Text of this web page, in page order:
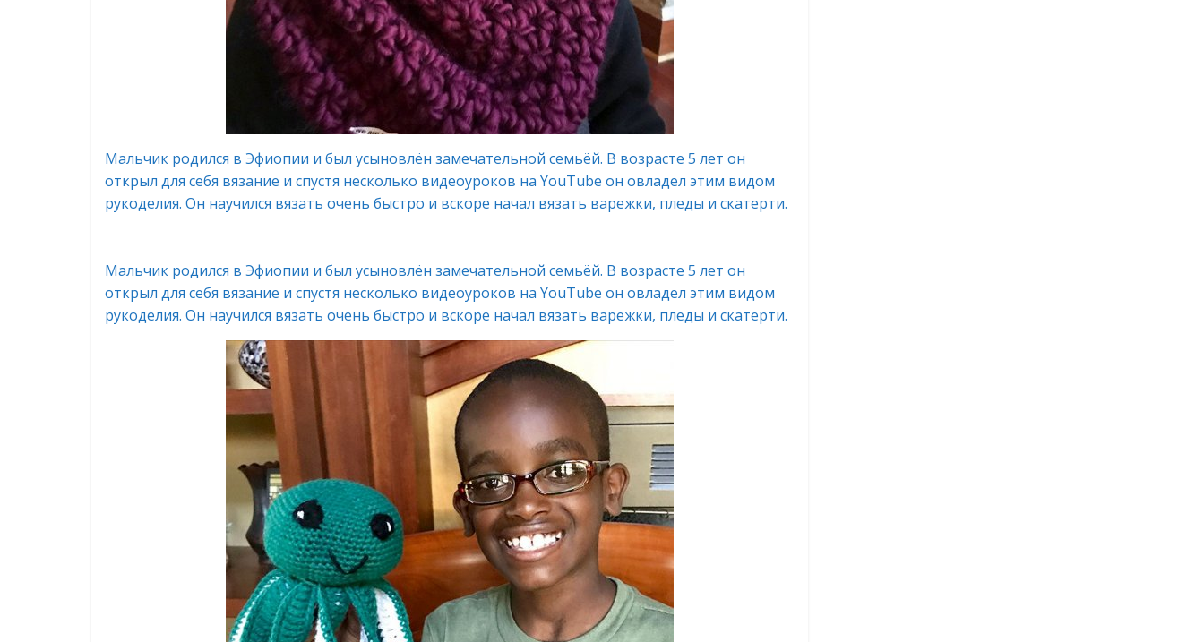
Мальчик родился в Эфиопии и был усыновлён замечательной семьёй. В возрасте 5 лет он
открыл для себя вязание и спустя несколько видеоуроков на YouTube он овладел этим видом
рукоделия. Он научился вязать очень быстро и вскоре начал вязать варежки, пледы и скатерти.
Мальчик родился в Эфиопии и был усыновлён замечательной семьёй. В возрасте 5 лет он
открыл для себя вязание и спустя несколько видеоуроков на YouTube он овладел этим видом
рукоделия. Он научился вязать очень быстро и вскоре начал вязать варежки, пледы и скатерти.